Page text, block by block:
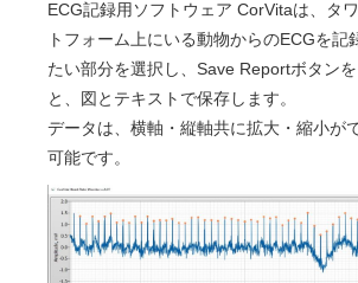
ECG記録用ソフトウェア CorVitaは、タ
トフォーム上にいる動物からのECGを記
たい部分を選択し、Save Reportボタン
と、図とテキストで保存します。
データは、横軸・縦軸共に拡大・縮小が
可能です。